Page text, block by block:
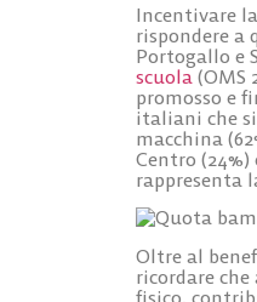
Incentivare
rispondere a
Portogallo e
scuola(OMS
promosso e
italiani che
macchina
Centro
rappresenta
Oltre al
ricordare
fisico,